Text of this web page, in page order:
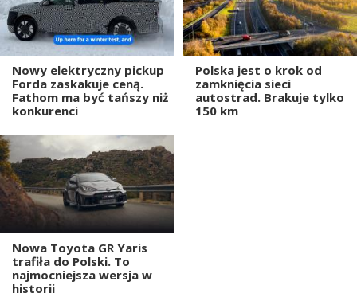
Nowy elektryczny pickup
Forda zaskakuje ceną.
Fathom ma być tańszy niż
konkurenci
Polska jest o krok od
zamknięcia sieci
autostrad. Brakuje tylko
150 km
Nowa Toyota GR Yaris
trafiła do Polski. To
najmocniejsza wersja w
historii